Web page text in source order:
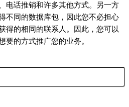
电话推销和许多其他方式。另一方
不同的数据库包，因此您不必担心
得的相同的联系人。因此，您可以
要的方式推广您的业务。